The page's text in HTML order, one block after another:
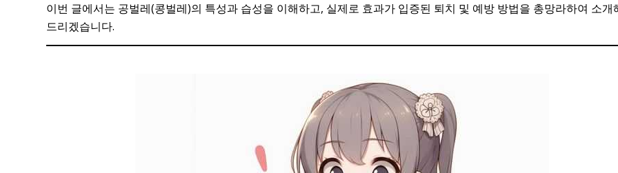
이번 글에서는 공벌레(콩벌레)의 특성과 습성을 이해하고, 실제로 효과가 입증된 퇴치 및 예방 방법을 총망라하여 소개
드리겠습니다.